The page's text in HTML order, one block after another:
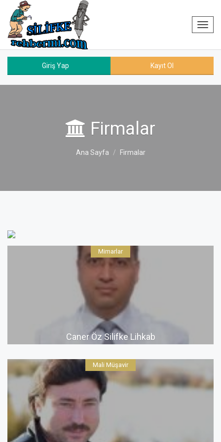
Giriş Yap Kayıt Ol
Firmalar
Ana Sayfa Firmalar
Caner Öz Silifke Lihkab
Mimarlar
Mali Müşavir